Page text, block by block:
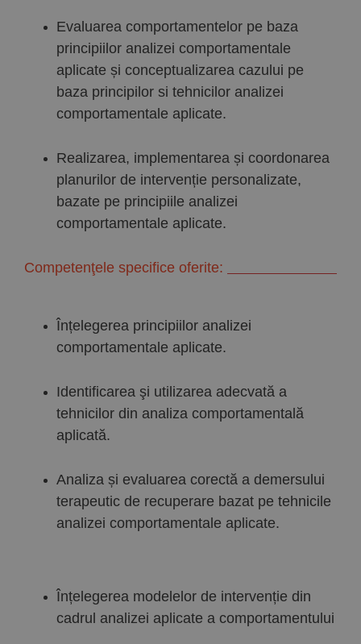
Evaluarea comportamentelor pe baza
principiilor analizei comportamentale
aplicate și conceptualizarea cazului pe
baza principilor si tehnicilor analizei
comportamentale aplicate.
Realizarea, implementarea și coordonarea
planurilor de intervenție personalizate,
bazate pe principiile analizei
comportamentale aplicate.
Competenţele specifice oferite:
Înțelegerea principiilor analizei
comportamentale aplicate.
Identificarea şi utilizarea adecvată a
tehnicilor din analiza comportamentală
aplicată.
Analiza și evaluarea corectă a demersului
terapeutic de recuperare bazat pe tehnicile
analizei comportamentale aplicate.
Înțelegerea modelelor de intervenție din
cadrul analizei aplicate a comportamentului